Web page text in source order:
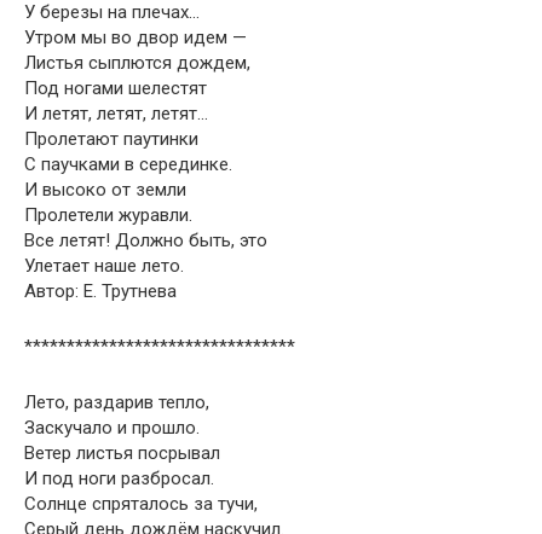
У березы на плечах…
Утром мы во двор идем —
Листья сыплются дождем,
Под ногами шелестят
И летят, летят, летят…
Пролетают паутинки
С паучками в серединке.
И высоко от земли
Пролетели журавли.
Все летят! Должно быть, это
Улетает наше лето.
Автор: Е. Трутнева
********************************
Лето, раздарив тепло,
Заскучало и прошло.
Ветер листья посрывал
И под ноги разбросал.
Солнце спряталось за тучи,
Серый день дождём наскучил.